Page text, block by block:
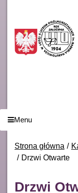
Menu
Strona główna
Drzwi Otwarte
Drzwi